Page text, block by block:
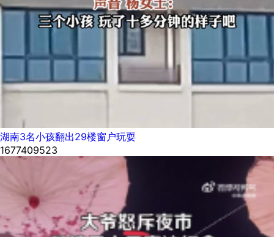
湖南3名小孩翻出29楼窗户玩耍
1677409523